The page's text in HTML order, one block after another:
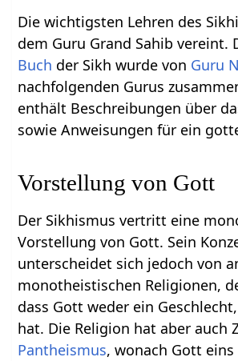
Die wichtigsten Lehren des
dem Guru Grand Sahib vereint.
Buch der Sikh wurde von Guru
nachfolgenden Gurus
enthält Beschreibungen über
sowie Anweisungen für ein
Vorstellung von Gott
Der Sikhismus vertritt eine
Vorstellung von Gott. Sein
unterscheidet sich jedoch von
monotheistischen Religionen,
dass Gott weder ein
hat. Die Religion hat aber auch
Pantheismus, wonach Gott